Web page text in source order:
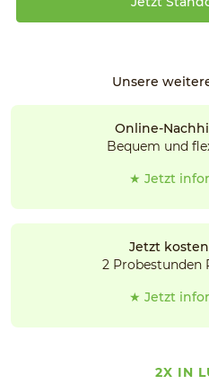
Unsere
Online-
Bequem und
★ Jetzt
Jetzt
2 Probestunden
★ Jetzt
2X IN